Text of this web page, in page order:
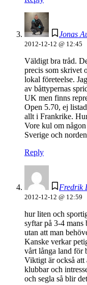
Jonas
2012-12-12 @ 12:45
Väldigt bra tråd.
precis som skrivet
lokal företeelse.
av båttypernas
UK men finns
Open 5.70, ej
allt i Frankrike.
Vore kul om någon
Sverige och
Reply
Fredrik
2012-12-12 @ 12:59
hur liten och
syftar på 3-4 mans
utan att man
Kanske verkar
vårt långa land för
Viktigt är också att
klubbar och
och segla så blir